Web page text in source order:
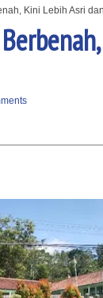
Kini Lebih Asri